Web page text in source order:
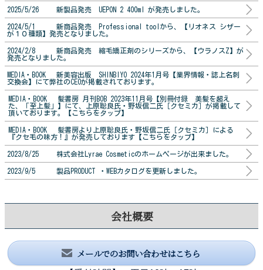
2025/5/26 新製品発売 UEPON 2 400ml が発売しました。
2024/5/1 新商品発売 Professional toolから、【リオネス シザー
が１０種類】発売となりました。
2024/2/8 新商品発売 縮毛矯正剤のシリーズから、【ウラノスZ】が
発売となりました。
MEDIA・BOOK 新美容出版 SHINBIYO 2024年1月号【業界情報・誌上名刺
交換会】にて弊社のCEOが掲載されております。
MEDIA・BOOK 髪書房 月刊BOB 2023年11月号【別冊付録 美髪を超え
た、「至上髪」】にて、上原聡良氏・野坂信二氏［クセミカ］が掲載して
頂いております。【こちらをタップ】
MEDIA・BOOK 髪書房より上原聡良氏・野坂信二氏［クセミカ］による
『クセ毛の味方！』が発売しております【こちらをタップ】
2023/8/25 株式会社Lyrae Cosmeticのホームページが出来ました。
2023/9/5 製品PRODUCT ・WEBカタログを更新しました。
会社概要
メールでのお問い合わせはこちら